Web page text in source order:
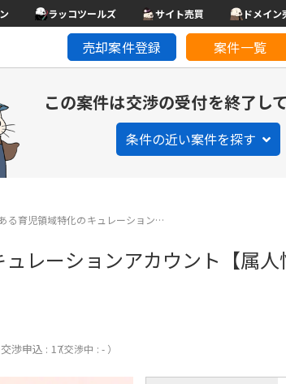
ラッコツールズ サイト売買 ドメイン
売却案件登録 案件一覧
この案件は交渉の受付を終了して
条件の近い案件を探す
る育児領域特化のキュレーション…
レーションアカウント【属
交渉申込 : 17
（交渉中 : - ）